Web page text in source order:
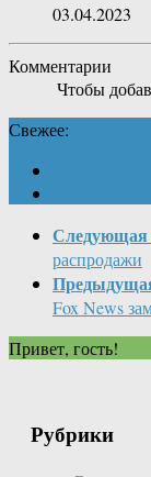
03.04.2023
Комментарии
Чтобы
Свежее:
Следующая
распродажи
Fox News
Привет, гость!
Рубрики